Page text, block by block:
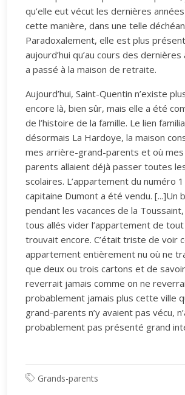
qu’elle eut vécut les dernières
cette manière, dans une telle
Paradoxalement, elle est plus
aujourd’hui qu’au cours des dernières
a passé à la maison de retraite.
Aujourd’hui, Saint-Quentin n’existe
encore là, bien sûr, mais elle a été
de l’histoire de la famille. Le lien
désormais La Hardoye, la maison
mes arrière-grand-parents et où
parents allaient déjà passer toutes
scolaires. L’appartement du numéro
capitaine Dumont a été vendu. [...]Un
pendant les vacances de la
tous allés vider l’appartement de tout
trouvait encore. C’était triste de voir
appartement entièrement nu où ne
que deux ou trois cartons et de savoir
reverrait jamais comme on ne reverrai
probablement jamais plus cette ville
grand-parents n’y avaient pas vécu,
probablement pas présenté grand
Grands-parents